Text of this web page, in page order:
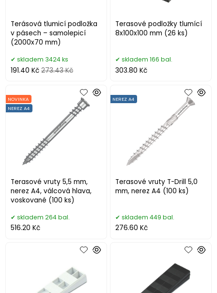
Terásová tlumicí podložka
v pásech – samolepicí
(2000x70 mm)
skladem 3424 ks
191.40 Kč 273.43 Kč
Terasové podložky tlumící
8x100x100 mm (26 ks)
skladem 166 bal.
303.80 Kč
Terasové vruty 5,5 mm,
nerez A4, válcová hlava,
voskované (100 ks)
NOVINKA
NEREZ A4
skladem 264 bal.
516.20 Kč
Terasové vruty T-Drill 5,0
mm, nerez A4 (100 ks)
NEREZ A4
skladem 449 bal.
276.60 Kč